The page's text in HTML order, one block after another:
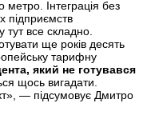
метро. Інтеграція без
підприємств
все складно.
ще років десять
тарифну
який не готувався
щось вигадати.
— підсумовує Дмитро